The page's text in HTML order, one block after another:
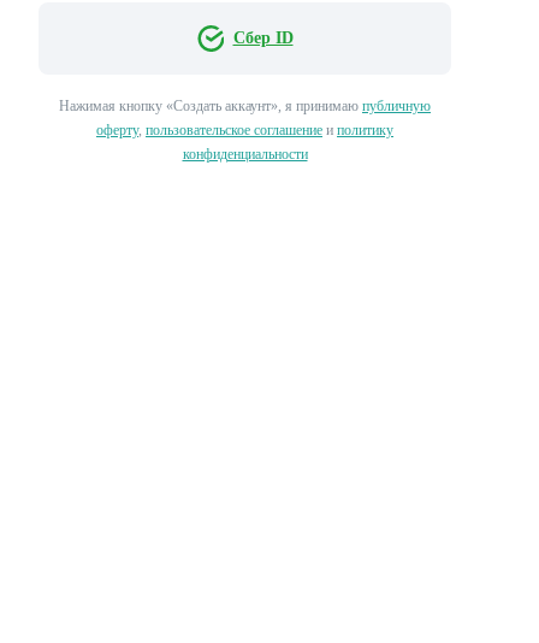
Сбер ID
Нажимая кнопку «‎Создать аккаунт»‎, я принимаю публичную
оферту, пользовательское соглашение и политику
конфиденциальности